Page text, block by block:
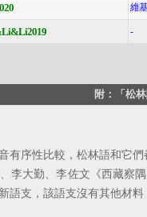
維
-
附：「松
序性比較，松林語和它們
大勤、李佐文《西藏察隅
語支，該語支沒有其他材料